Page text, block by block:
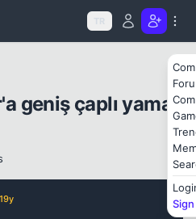
TR
geniş çaplı yama
Kapat